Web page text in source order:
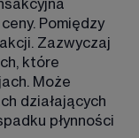
Pomiędzy
Zazwyczaj
które
Może
działających
płynności